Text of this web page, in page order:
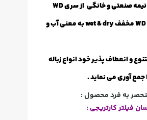
جاروبرقی سطلی نیمه صنعتی و خانگی از سری WD
کمپانی کرشر که WD مخفف wet & dry به معنی آب و
و انعطاف پذیر خود انواع زباله
آوری می نماید .
به فرد محصول :
فیلتر کارتریجی :